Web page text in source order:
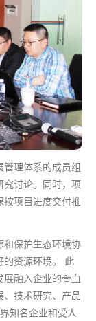
理体系的成员组
究讨论。同时，项
按项目进度交付推
和保护生态环境协
的资源环境。 此
融入企业的骨血
技术研究、产品
知名企业和受人